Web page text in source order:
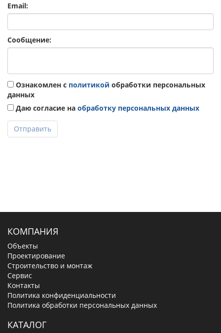
Email:
Сообщение:
Ознакомлен с политикой обработки персональных
данных
Даю согласие на обработку персональных данных
Отправить
КОМПАНИЯ
Объекты
Проектирование
Строительство и монтаж
Сервис
Контакты
Политика конфиденциальности
Политика обработки персональных данных
КАТАЛОГ